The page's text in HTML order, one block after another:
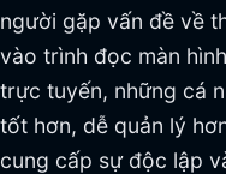
người gặp vấn đề về
vào trình đọc màn
trực tuyến, những cá
tốt hơn, dễ quản lý
cung cấp sự độc lập